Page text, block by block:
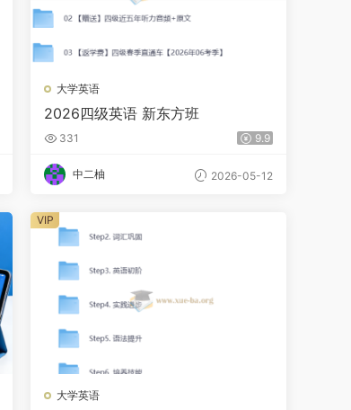
大学英语
2026四级英语 新东方班
331 9.9
中二柚 2026-05-12
大学英语
VIP